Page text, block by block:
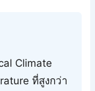
Climate
ที่สูงกว่า